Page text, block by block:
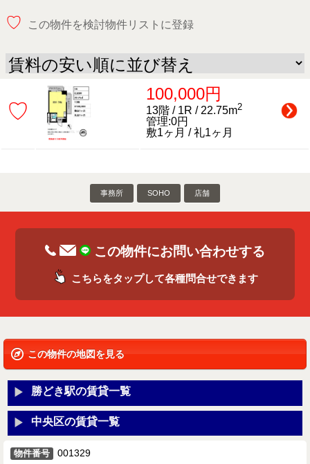
♡ この物件を検討物件リストに登録
♡
100,000円
13階 / 1R / 22.75m2
管理:0円
敷1ヶ月 / 礼1ヶ月
事務所 SOHO 店舗
この物件にお問い合わせする
こちらをタップして各種問合せできます
この物件の地図を見る
勝どき駅の賃貸一覧
中央区の賃貸一覧
物件番号
001329